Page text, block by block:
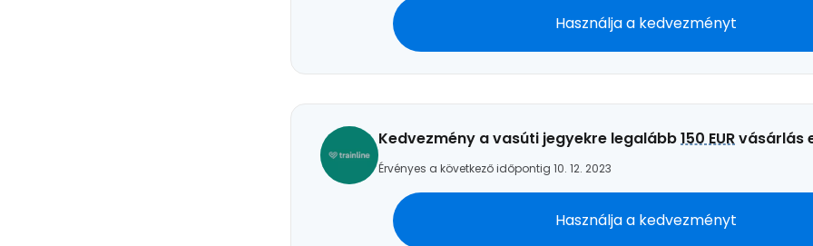
Használja a kedvezményt
Kedvezmény a vasúti jegyekre legalább150 EURvásárlás
Érvényes a következő időpontig 10. 12. 2023
Használja a kedvezményt